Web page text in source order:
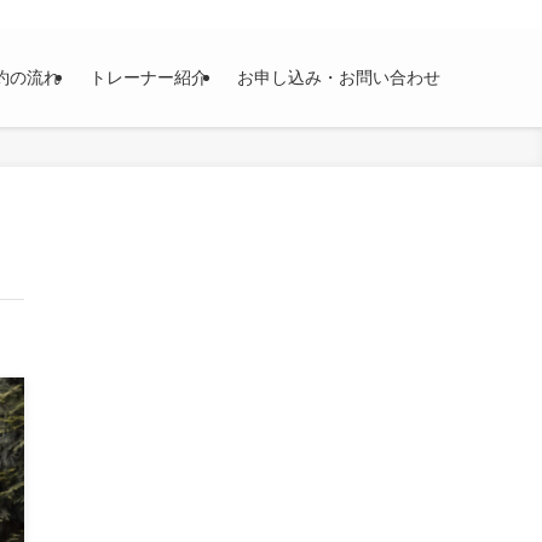
の流れ トレーナー紹介 お申し込み・お問い合わせ